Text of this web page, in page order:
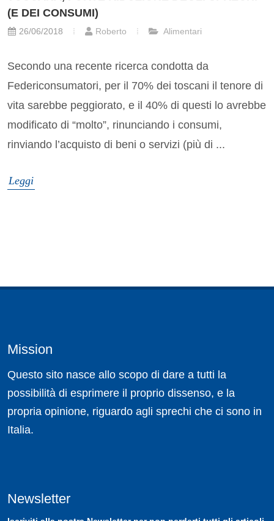
(E DEI CONSUMI)
26/06/2018 Roberto Alimentari
Secondo una recente ricerca condotta da
Federiconsumatori, per il 70% dei toscani il tenore di
vita sarebbe peggiorato, e il 40% di questi lo avrebbe
modificato di “molto”, rinunciando i consumi,
rinviando l’acquisto di beni o servizi (più di ...
Leggi
Mission
Questo sito nasce allo scopo di dare a tutti la
possibilità di esprimere il proprio dissenso, e la
propria opinione, riguardo agli sprechi che ci sono in
Italia.
Newsletter